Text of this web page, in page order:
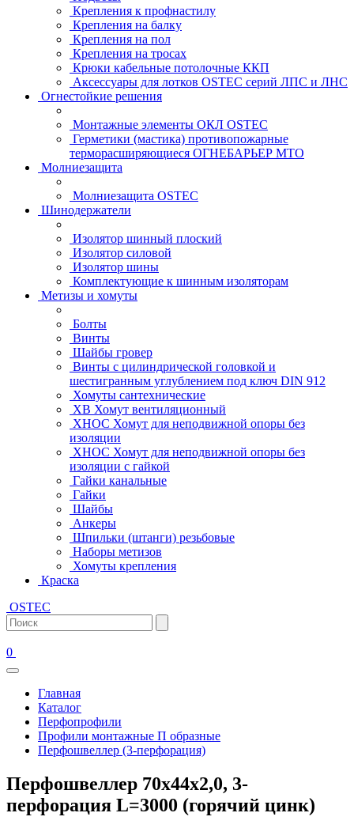
Крепления к профнастилу
Крепления на балку
Крепления на пол
Крепления на тросах
Крюки кабельные потолочные ККП
Аксессуары для лотков OSTEC серий ЛПС и ЛНС
Огнестойкие решения
Монтажные элементы ОКЛ OSTEC
Герметики (мастика) противопожарные
терморасширяющиеся ОГНЕБАРЬЕР МТО
Молниезащита
Молниезащита OSTEC
Шинодержатели
Изолятор шинный плоский
Изолятор силовой
Изолятор шины
Комплектующие к шинным изоляторам
Метизы и хомуты
Болты
Винты
Шайбы гровер
Винты с цилиндрической головкой и
шестигранным углублением под ключ DIN 912
Хомуты сантехнические
ХВ Хомут вентиляционный
ХНОС Хомут для неподвижной опоры без
изоляции
ХНОС Хомут для неподвижной опоры без
изоляции с гайкой
Гайки канальные
Гайки
Шайбы
Анкеры
Шпильки (штанги) резьбовые
Наборы метизов
Хомуты крепления
Краска
OSTEC
0
Главная
Каталог
Перфопрофили
Профили монтажные П образные
Перфошвеллер (3-перфорация)
Перфошвеллер 70х44х2,0, 3-
перфорация L=3000 (горячий цинк)